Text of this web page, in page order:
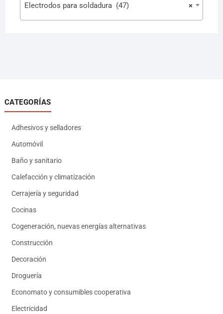
×
Electrodos para soldadura (47)
CATEGORÍAS
Adhesivos y selladores
Automóvil
Baño y sanitario
Calefacción y climatización
Cerrajería y seguridad
Cocinas
Cogeneración, nuevas energías alternativas
Construcción
Decoración
Droguería
Economato y consumibles cooperativa
Electricidad